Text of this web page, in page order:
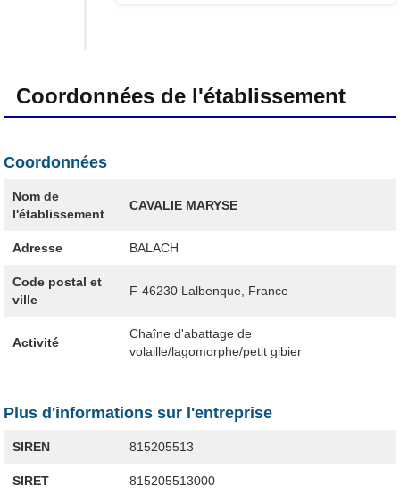
Coordonnées de l'établissement
Coordonnées
Nom de
l'établissement
CAVALIE MARYSE
Adresse BALACH
Code postal et
ville
F-46230 Lalbenque, France
Activité
Chaîne d'abattage de
volaille/lagomorphe/petit gibier
Plus d'informations sur l'entreprise
SIREN 815205513
SIRET 815205513000